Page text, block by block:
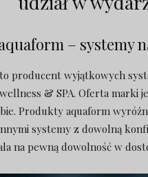
– systemy
producent wyjątkowych
& SPA. Oferta marki
Produkty aquaform
systemy z dowolną
na pewną dowolność w